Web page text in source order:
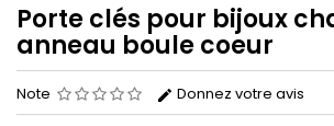
Porte clés pour bijoux
anneau boule coeur
Note Donnez votre avis